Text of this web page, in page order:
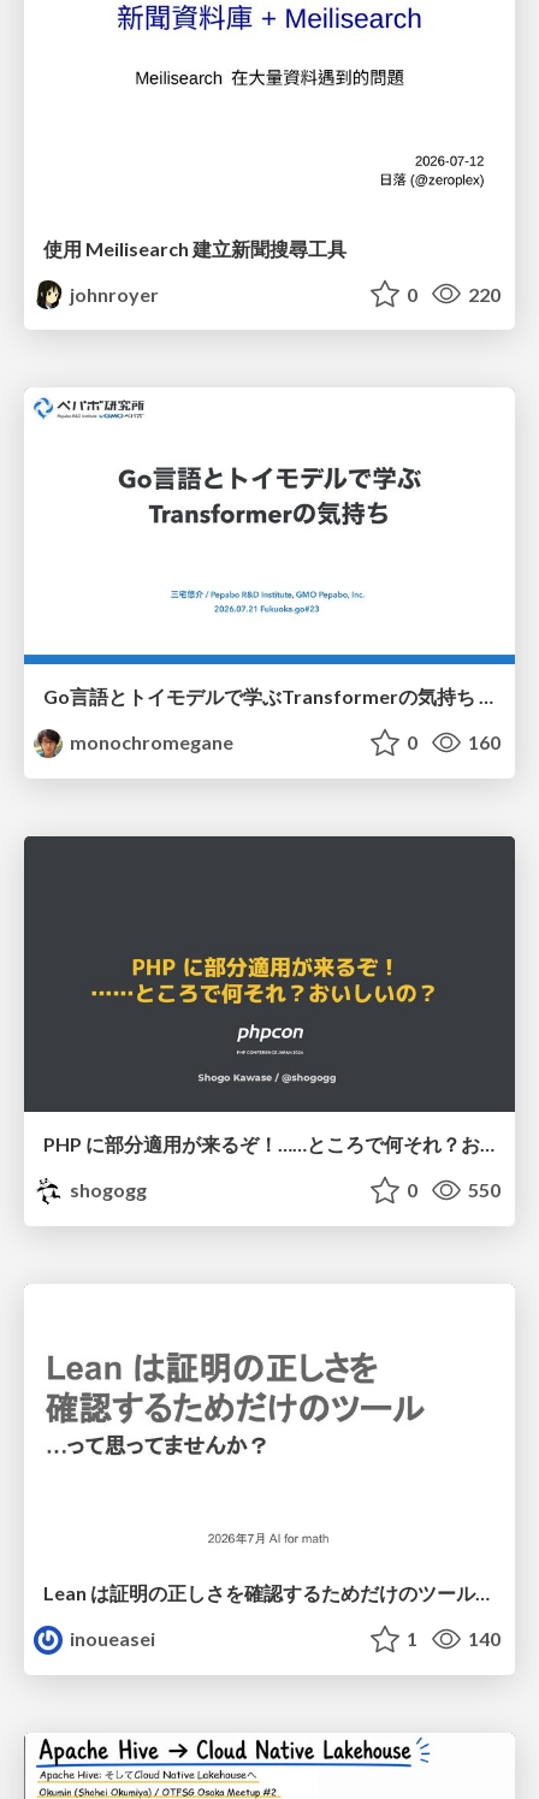
使用 Meilisearch 建立新聞搜尋工具
johnroyer
0 220
Go言語とトイモデルで学ぶTransformerの気持ち / fukuokago23-transformer
monochromegane
0 160
PHP に部分適用が来るぞ！……ところで何それ？おいしいの？ #phpcon / phpcon-2026
shogogg
0 550
Lean は証明の正しさを確認するためだけのツールって思ってませんか？
inoueasei
1 140